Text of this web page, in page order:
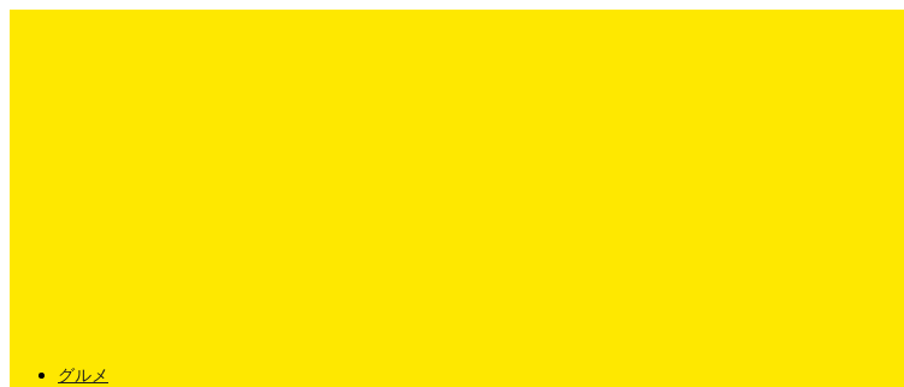
グルメ